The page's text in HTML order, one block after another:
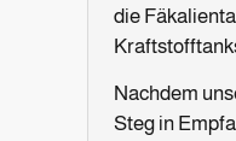
die
Nachdem
Steg in